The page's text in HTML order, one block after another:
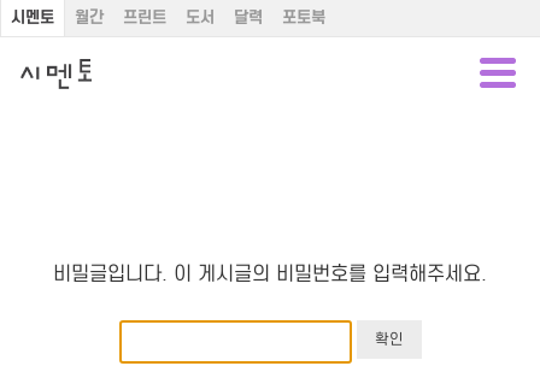
시멘토 월간 프린트 도서 달력 포토북
비밀글입니다. 이 게시글의 비밀번호를 입력해주세요.